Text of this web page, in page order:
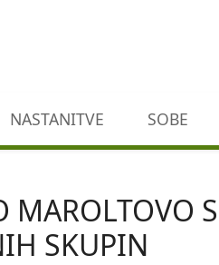
NASTANITVE SOBE
SKUPIN